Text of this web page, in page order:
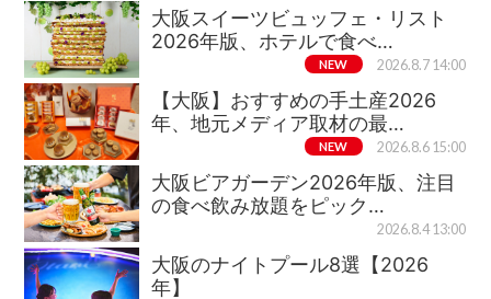
大阪スイーツビュッフェ・リスト
2026年版、ホテルで食べ…
NEW 2026.8.7 14:00
【大阪】おすすめの手土産2026
年、地元メディア取材の最…
NEW 2026.8.6 15:00
大阪ビアガーデン2026年版、注目
の食べ飲み放題をピック…
2026.8.4 13:00
大阪のナイトプール8選【2026
年】